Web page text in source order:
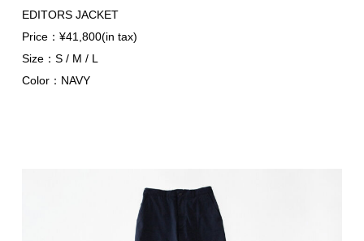
EDITORS JACKET
Price：¥41,800(in tax)
Size：S / M / L
Color：NAVY